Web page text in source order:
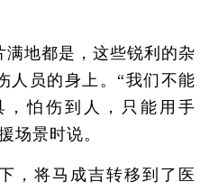
地都是，这些锐利的杂
人员的身上。“我们不能
怕伤到人，只能用手
场景时说。
，将马成吉转移到了医